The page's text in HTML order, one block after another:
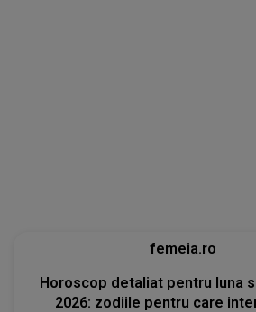
femeia.ro
Horoscop detaliat pentru luna
2026: zodiile pentru care